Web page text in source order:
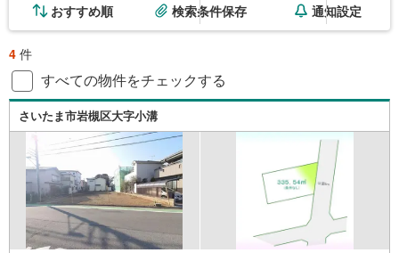
おすすめ順 検索条件保存 通知設定
4 件
すべての物件をチェックする
さいたま市岩槻区大字小溝